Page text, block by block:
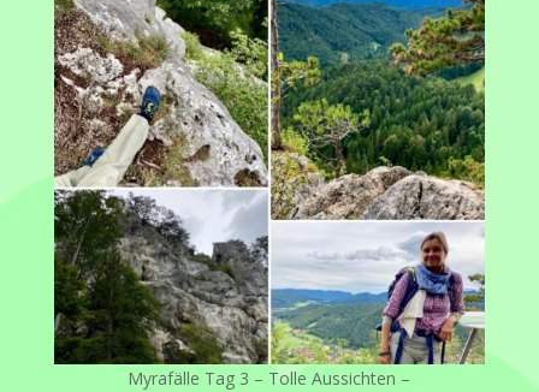
Myrafälle Tag 3 – Tolle Aussichten –